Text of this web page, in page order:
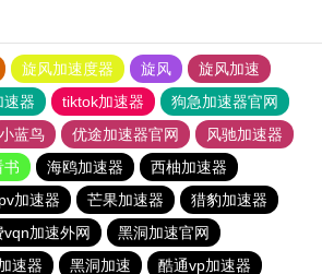
旋风加速度器 旋风
旋风加速
速器 tiktok加速器
狗急加速器官网
小蓝鸟 优途加速器官网
风驰加速器
书 海鸥加速器
西柚加速器
加速器 芒果加速器
猎豹加速器
vqn加速外网
黑洞加速官网
速器 黑洞加速 酷通vp加速器